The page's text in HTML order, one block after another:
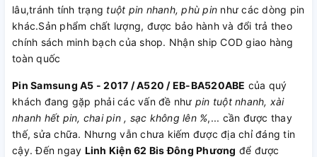
lâu,tránh tính trạng tuột pin nhanh, phù pin như các dòng pin
khác.Sản phẩm chất lượng, được bảo hành và đổi trả theo
chính sách minh bạch của shop. Nhận ship COD giao hàng
toàn quốc
Pin Samsung A5 - 2017 / A520 / EB-BA520ABE của quý
khách đang gặp phải các vấn đề như pin tuột nhanh, xài
nhanh hết pin, chai pin , sạc không lên %,... cần được thay
thế, sửa chữa. Nhưng vẫn chưa kiếm được địa chỉ đáng tin
cậy. Đến ngay Linh Kiện 62 Bis Đông Phương để được